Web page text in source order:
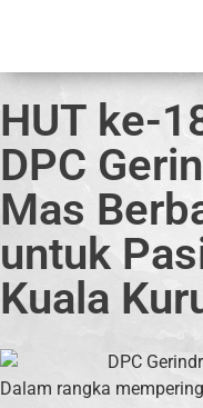
HUT ke-
DPC
Mas
untuk
Kuala
Dalam rangka